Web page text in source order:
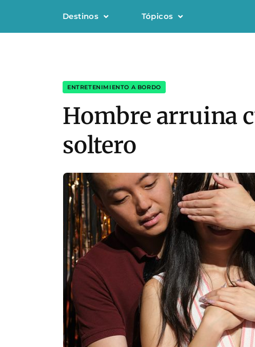
Destinos Tópicos
ENTRETENIMIENTO A BORDO
Hombre arruina
soltero